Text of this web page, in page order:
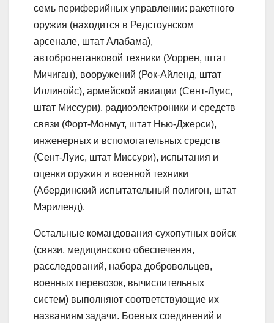
семь периферийных управлении: ракетного
оружия (находится в Редстоунском
арсенале, штат Алабама),
автобронетанковой техники (Уоррен, штат
Мичиган), вооружений (Рок-Айленд, штат
Иллинойс), армейской авиации (Сент-Луис,
штат Миссури), радиоэлектроники и средств
связи (Форт-Монмут, штат Нью-Джерси),
инженерных и вспомогательных средств
(Сент-Луис, штат Миссури), испытания и
оценки оружия и военной техники
(Абердинский испытательный полигон, штат
Мэриленд).
Остальные командования сухопутных войск
(связи, медицинского обеспечения,
расследований, набора добровольцев,
военных перевозок, вычислительных
систем) выполняют соответствующие их
названиям задачи. Боевых соединений и